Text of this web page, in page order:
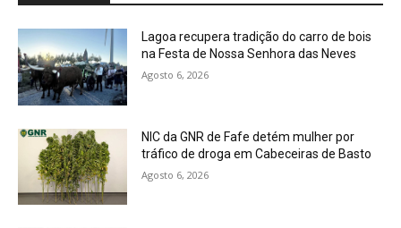
Lagoa recupera tradição do carro de bois
na Festa de Nossa Senhora das Neves
Agosto 6, 2026
NIC da GNR de Fafe detém mulher por
tráfico de droga em Cabeceiras de Basto
Agosto 6, 2026